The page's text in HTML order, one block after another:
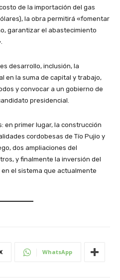
de la importación del gas
la obra permitirá «fomentar
garantizar el abastecimiento
desarrollo, inclusión, la
en la suma de capital y trabajo,
y convocar a un gobierno de
presidencial.
en primer lugar, la construcción
cordobesas de Tío Pujio y
dos ampliaciones del
y finalmente la inversión del
el sistema que actualmente
WhatsApp